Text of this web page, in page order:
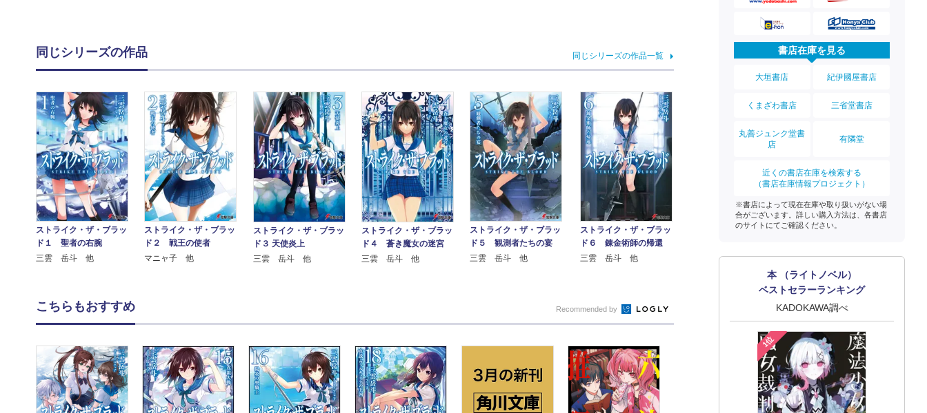
同じシリーズの作品 同じシリーズの作品一覧
ストライク・ザ・ブラッ
ド１ 聖者の右腕
三雲 岳斗 他
ストライク・ザ・ブラッ
ド２ 戦王の使者
マニャ子 他
ストライク・ザ・ブラッ
ド３ 天使炎上
三雲 岳斗 他
ストライク・ザ・ブラッ
ド４ 蒼き魔女の迷宮
三雲 岳斗 他
ストライク・ザ・ブラッ
ド５ 観測者たちの宴
三雲 岳斗 他
ストライク・ザ・ブラッ
ド６ 錬金術師の帰還
三雲 岳斗 他
書店在庫を見る
大垣書店 紀伊國屋書店
くまざわ書店 三省堂書店
丸善ジュンク堂書
店
有隣堂
近くの書店在庫を検索する
（書店在庫情報プロジェクト）
※書店によって現在在庫や取り扱いがない場
合がございます。詳しい購入方法は、各書店
のサイトにてご確認ください。
本 （ライトノベル）
ベストセラーランキング
KADOKAWA調べ
1位
こちらもおすすめ Recommended by